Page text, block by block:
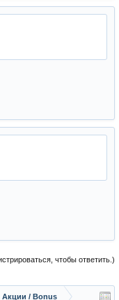
чтобы ответить.)
Акции / Bonus